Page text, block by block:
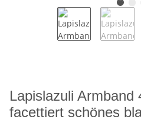
Lapislazuli Armband
facettiert schönes